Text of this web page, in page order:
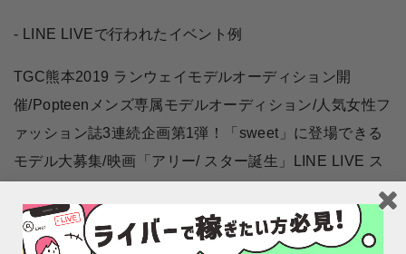
- LINE LIVEで行われたイベント例
TGC熊本2019 ランウェイモデルオーディション開
催/Popteenメンズ専属モデルオーディション/人気女性フ
ァッション誌3連続企画第1弾！「sweet」に登場できる
モデル大募集/映画「アリー/ スター誕生」LINE LIVE ス
ターダムオーディション/映画『二ノ国』声優オーディシ
ョン/オールナイトニッポンiパーソナリティオーディシ
ョン